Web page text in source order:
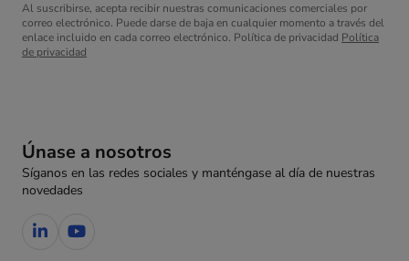
Únase a nosotros
Síganos en las redes sociales y manténgase al día de nuestras
novedades
Al suscribirse, acepta recibir nuestras comunicaciones comerciales por
correo electrónico. Puede darse de baja en cualquier momento a través del
enlace incluido en cada correo electrónico. Política de privacidad Política
de privacidad